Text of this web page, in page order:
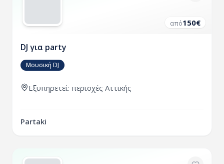
από150€
DJ για party
Μουσική DJ
Εξυπηρετεί: περιοχές Αττικής
Partaki